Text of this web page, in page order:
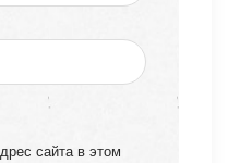
сайта в этом